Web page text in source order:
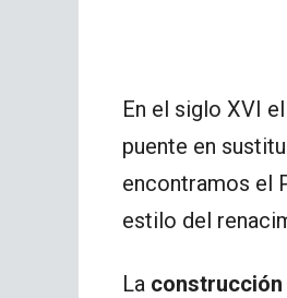
En el siglo XVI el
puente en
encontramos el
estilo del
La construcción